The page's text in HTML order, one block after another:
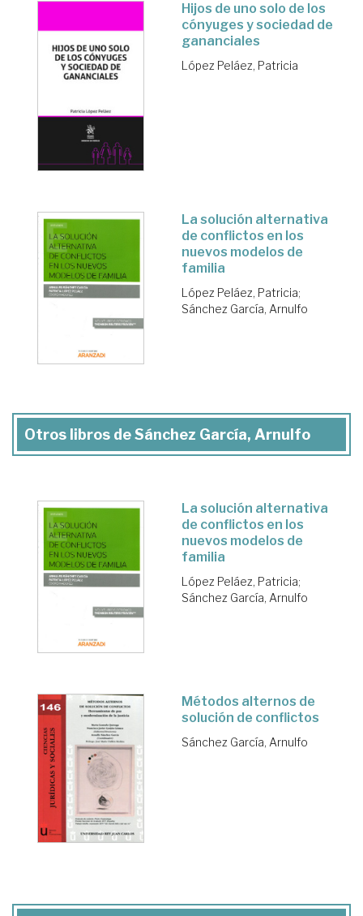
Hijos de uno solo de los
cónyuges y sociedad de
gananciales
López Peláez, Patricia
La solución alternativa
de conflictos en los
nuevos modelos de
familia
López Peláez, Patricia;
Sánchez García, Arnulfo
Otros libros de Sánchez García, Arnulfo
La solución alternativa
de conflictos en los
nuevos modelos de
familia
López Peláez, Patricia;
Sánchez García, Arnulfo
Métodos alternos de
solución de conflictos
Sánchez García, Arnulfo